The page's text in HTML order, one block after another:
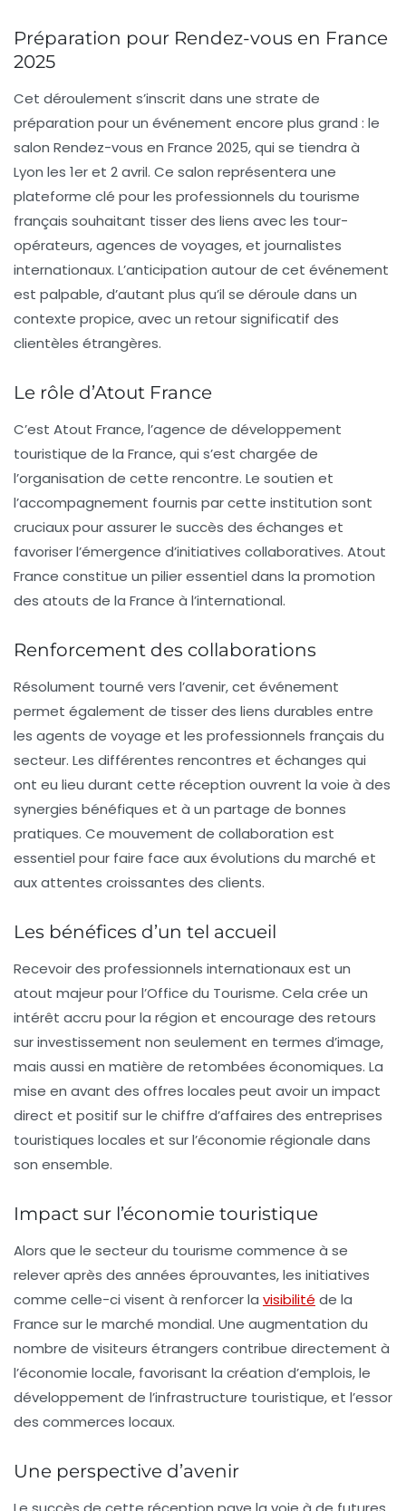
Préparation pour Rendez-vous en France
2025
Cet déroulement s’inscrit dans une strate de
préparation pour un événement encore plus grand : le
salon Rendez-vous en France 2025, qui se tiendra à
Lyon les 1er et 2 avril. Ce salon représentera une
plateforme clé pour les professionnels du tourisme
français souhaitant tisser des liens avec les tour-
opérateurs, agences de voyages, et journalistes
internationaux. L’anticipation autour de cet événement
est palpable, d’autant plus qu’il se déroule dans un
contexte propice, avec un retour significatif des
clientèles étrangères.
Le rôle d’Atout France
C’est Atout France, l’agence de développement
touristique de la France, qui s’est chargée de
l’organisation de cette rencontre. Le soutien et
l’accompagnement fournis par cette institution sont
cruciaux pour assurer le succès des échanges et
favoriser l’émergence d’initiatives collaboratives. Atout
France constitue un pilier essentiel dans la promotion
des atouts de la France à l’international.
Renforcement des collaborations
Résolument tourné vers l’avenir, cet événement
permet également de tisser des liens durables entre
les agents de voyage et les professionnels français du
secteur. Les différentes rencontres et échanges qui
ont eu lieu durant cette réception ouvrent la voie à des
synergies bénéfiques et à un partage de bonnes
pratiques. Ce mouvement de collaboration est
essentiel pour faire face aux évolutions du marché et
aux attentes croissantes des clients.
Les bénéfices d’un tel accueil
Recevoir des professionnels internationaux est un
atout majeur pour l’Office du Tourisme. Cela crée un
intérêt accru pour la région et encourage des retours
sur investissement non seulement en termes d’image,
mais aussi en matière de retombées économiques. La
mise en avant des offres locales peut avoir un impact
direct et positif sur le chiffre d’affaires des entreprises
touristiques locales et sur l’économie régionale dans
son ensemble.
Impact sur l’économie touristique
Alors que le secteur du tourisme commence à se
relever après des années éprouvantes, les initiatives
comme celle-ci visent à renforcer la visibilité de la
France sur le marché mondial. Une augmentation du
nombre de visiteurs étrangers contribue directement à
l’économie locale, favorisant la création d’emplois, le
développement de l’infrastructure touristique, et l’essor
des commerces locaux.
Une perspective d’avenir